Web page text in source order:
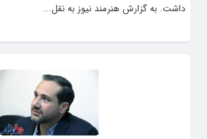
داشت. به گزارش هنرمند نیوز به نقل...